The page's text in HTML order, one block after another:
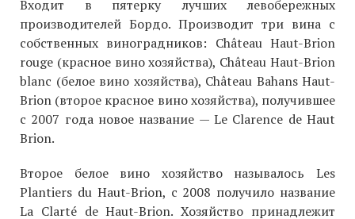
Входит в пятерку лучших левобережных
производителей Бордо. Производит три вина с
собственных виноградников: Château Haut-Brion
rouge (красное вино хозяйства), Château Haut-Brion
blanc (белое вино хозяйства), Château Bahans Haut-
Brion (второе красное вино хозяйства), получившее
с 2007 года новое название — Le Clarence de Haut
Brion.
Второе белое вино хозяйство называлось Les
Plantiers du Haut-Brion, с 2008 получило название
La Clarté de Haut-Brion. Хозяйство принадлежит